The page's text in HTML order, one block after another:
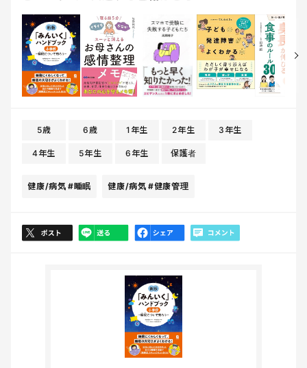
5歳 6歳 1年生 2年生 3年生
4年生 5年生 6年生 保護者
健康/病気 #睡眠 健康/病気 #健康管理